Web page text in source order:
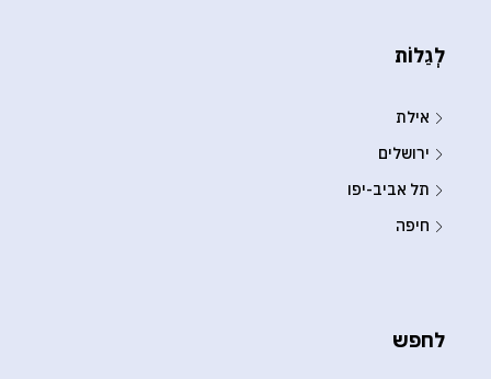
לְגַלוֹת
אילת
ירושלים
תל אביב-יפו
חיפה
לחפש